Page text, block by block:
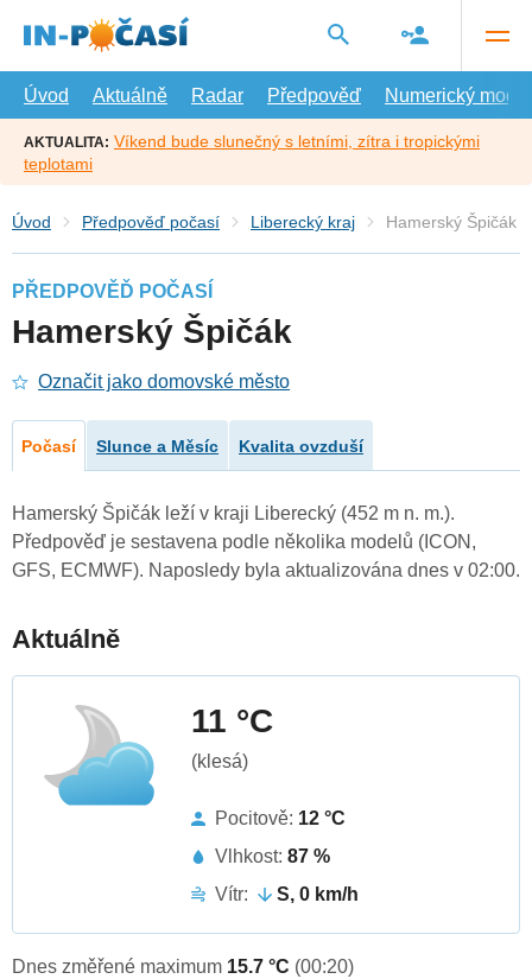
hlavní
Úvod
Aktuálně Radar Předpověď Numerický model
AKTUALITA: Víkend bude slunečný s letními, zítra i tropickými
teplotami
Úvod Předpověď počasí Liberecký kraj Hamerský Špičák
PŘEDPOVĚĎ POČASÍ
Hamerský Špičák
Označit jako domovské město
Počasí Slunce a Měsíc Kvalita ovzduší
Hamerský Špičák leží v kraji Liberecký (452 m n. m.).
Předpověď je sestavena podle několika modelů (ICON,
GFS, ECMWF). Naposledy byla aktualizována dnes v 02:00.
Aktuálně
11 °C
(klesá)
Pocitově: 12 °C
Vlhkost: 87 %
Vítr:
S, 0 km/h
Dnes změřené maximum 15.7 °C (00:20)